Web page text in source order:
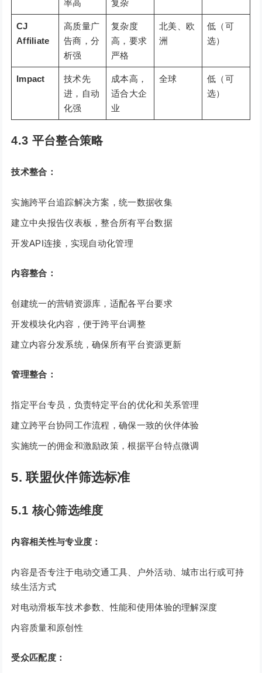
率高 复杂
CJ
Affiliate
高质量广
告商，分
析强
复杂度
高，要求
严格
北美、欧
洲
低（可
选）
Impact
技术先
进，自动
化强
成本高，
适合大企
业
全球
低（可
选）
4.3 平台整合策略
技术整合：
实施跨平台追踪解决方案，统一数据收集
建立中央报告仪表板，整合所有平台数据
开发API连接，实现自动化管理
内容整合：
创建统一的营销资源库，适配各平台要求
开发模块化内容，便于跨平台调整
建立内容分发系统，确保所有平台资源更新
管理整合：
指定平台专员，负责特定平台的优化和关系管理
建立跨平台协同工作流程，确保一致的伙伴体验
实施统一的佣金和激励政策，根据平台特点微调
5. 联盟伙伴筛选标准
5.1 核心筛选维度
内容相关性与专业度：
内容是否专注于电动交通工具、户外活动、城市出行或可持
续生活方式
对电动滑板车技术参数、性能和使用体验的理解深度
内容质量和原创性
受众匹配度：